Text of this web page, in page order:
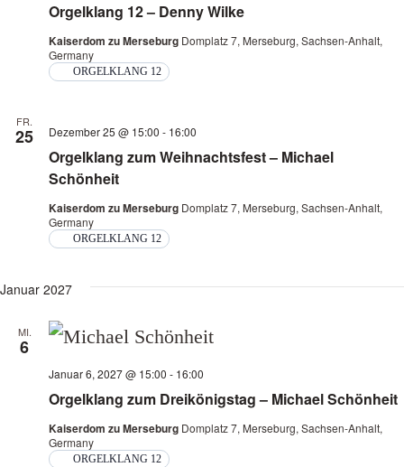
Orgelklang 12 – Denny Wilke
Kaiserdom zu Merseburg Domplatz 7, Merseburg, Sachsen-Anhalt,
Germany
ORGELKLANG 12
FR.
25
Orgelklang zum Weihnachtsfest – Michael
Schönheit
Dezember 25 @ 15:00 - 16:00
Kaiserdom zu Merseburg Domplatz 7, Merseburg, Sachsen-Anhalt,
Germany
ORGELKLANG 12
Januar 2027
MI.
6
Orgelklang zum Dreikönigstag – Michael Schönheit
Januar 6, 2027 @ 15:00 - 16:00
Kaiserdom zu Merseburg Domplatz 7, Merseburg, Sachsen-Anhalt,
Germany
ORGELKLANG 12